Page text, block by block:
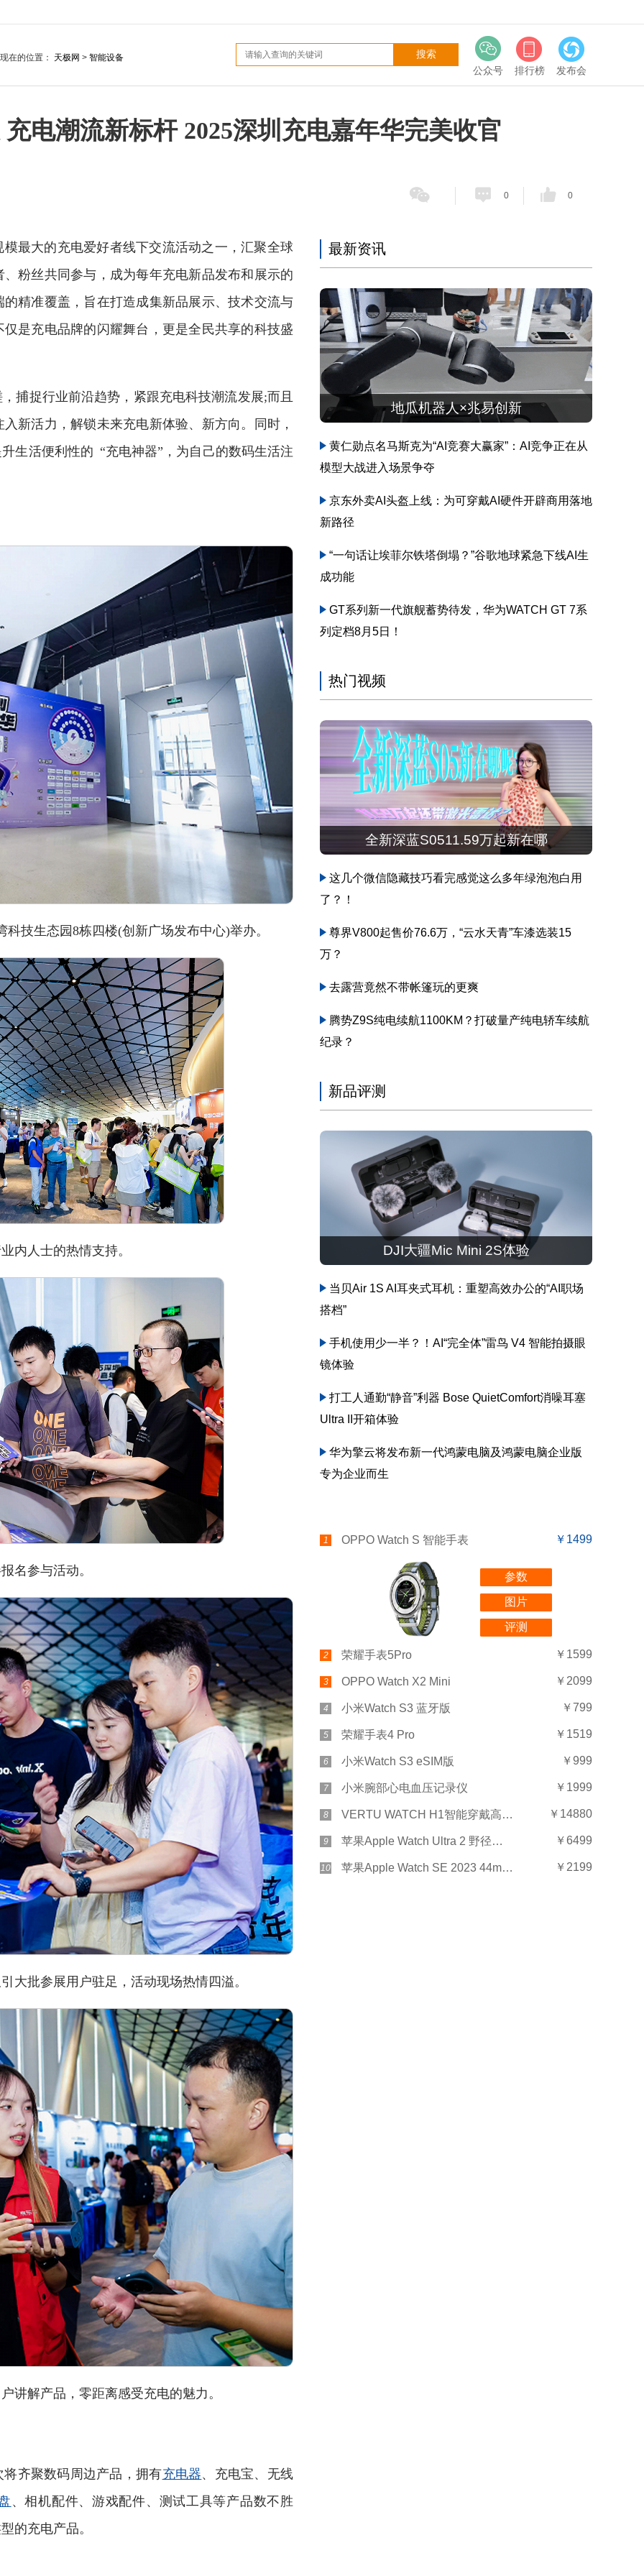
在的位置： 天极网 > 智能设备
公众号 排行榜 发布会
电潮流新标杆 2025深圳充电嘉年华完美收官
0 0
大的充电爱好者线下交流活动之一，汇聚全球
粉丝共同参与，成为每年充电新品发布和展示的
精准覆盖，旨在打造成集新品展示、技术交流与
是充电品牌的闪耀舞台，更是全民共享的科技盛
捉行业前沿趋势，紧跟充电科技潮流发展;而且
新活力，解锁未来充电新体验、新方向。同时，
生活便利性的 “充电神器”，为自己的数码生活注
生态园8栋四楼(创新广场发布中心)举办。
人士的热情支持。
参与活动。
批参展用户驻足，活动现场热情四溢。
解产品，零距离感受充电的魅力。
齐聚数码周边产品，拥有充电器、充电宝、无线
、相机配件、游戏配件、测试工具等产品数不胜
的充电产品。
最新资讯
地瓜机器人×兆易创新
黄仁勋点名马斯克为“AI竞赛大赢家”：AI竞争正在从
模型大战进入场景争夺
京东外卖AI头盔上线：为可穿戴AI硬件开辟商用落地
新路径
“一句话让埃菲尔铁塔倒塌？”谷歌地球紧急下线AI生
成功能
GT系列新一代旗舰蓄势待发，华为WATCH GT 7系
列定档8月5日！
热门视频
全新深蓝S0511.59万起新在哪
这几个微信隐藏技巧看完感觉这么多年绿泡泡白用
了？！
尊界V800起售价76.6万，“云水天青”车漆选装15
万？
去露营竟然不带帐篷玩的更爽
腾势Z9S纯电续航1100KM？打破量产纯电轿车续航
纪录？
新品评测
DJI大疆Mic Mini 2S体验
当贝Air 1S AI耳夹式耳机：重塑高效办公的“AI职场
搭档”
手机使用少一半？！AI“完全体”雷鸟 V4 智能拍摄眼
镜体验
打工人通勤“静音”利器 Bose QuietComfort消噪耳塞
Ultra II开箱体验
华为擎云将发布新一代鸿蒙电脑及鸿蒙电脑企业版
专为企业而生
1 OPPO Watch S 智能手表 ￥1499
参数
图片
评测
2 荣耀手表5Pro ￥1599
3 OPPO Watch X2 Mini ￥2099
4 小米Watch S3 蓝牙版 ￥799
5 荣耀手表4 Pro ￥1519
6 小米Watch S3 eSIM版 ￥999
7 小米腕部心电血压记录仪 ￥1999
8 VERTU WATCH H1智能穿戴高奢男士女士威图礼盒 ￥14880
9 苹果Apple Watch Ultra 2 野径回环式表带 ￥6499
10 苹果Apple Watch SE 2023 44mm GPS 织物表带 ￥2199